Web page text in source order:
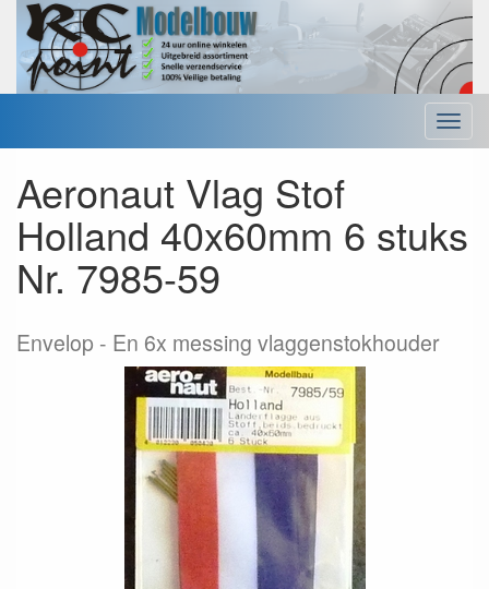
Menu
Aeronaut Vlag Stof
Holland 40x60mm 6 stuks
Nr. 7985-59
Envelop En 6x messing vlaggenstokhouder